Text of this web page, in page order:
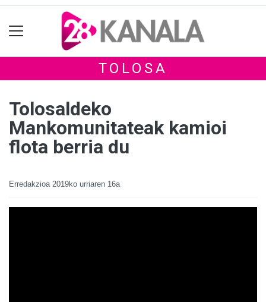
TOLOSA
Tolosaldeko
Mankomunitateak kamioi
flota berria du
Erredakzioa 2019ko urriaren 16a